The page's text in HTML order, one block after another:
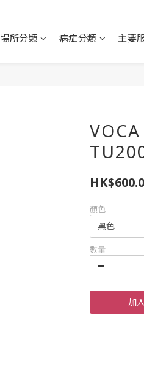
場所分類 病症分類 主要
顏色
數量
加